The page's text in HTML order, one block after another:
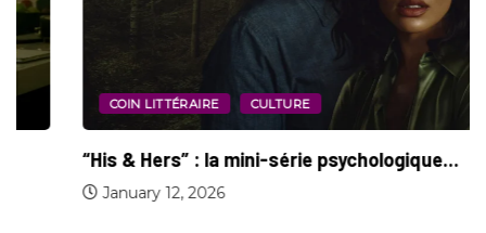
COIN LITTÉRAIRE CULTURE
“His & Hers” : la mini-série psychologique...
January 12, 2026